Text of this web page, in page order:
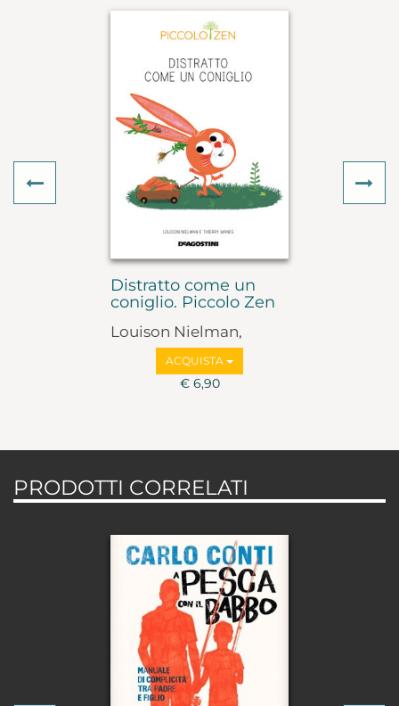
Distratto come un
coniglio. Piccolo Zen
Louison Nielman,
Thierry Manes
ACQUISTA
€ 6,90
Previous
PRODOTTI CORRELATI